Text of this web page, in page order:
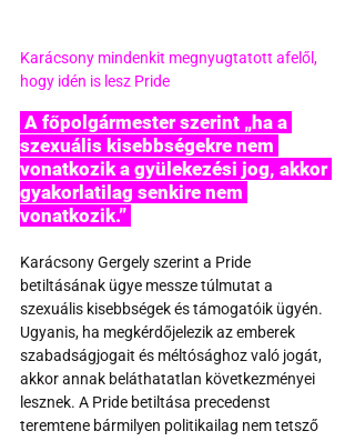
Karácsony mindenkit megnyugtatott afelől,
hogy idén is lesz Pride
szexuális kisebbségekre nem
vonatkozik a gyülekezési jog, akkor
gyakorlatilag senkire nem
vonatkozik.”
Karácsony Gergely szerint a Pride
betiltásának ügye messze túlmutat a
szexuális kisebbségek és támogatóik ügyén.
Ugyanis, ha megkérdőjelezik az emberek
szabadságjogait és méltósághoz való jogát,
akkor annak beláthatatlan következményei
lesznek. A Pride betiltása precedenst
teremtene bármilyen politikailag nem tetsző